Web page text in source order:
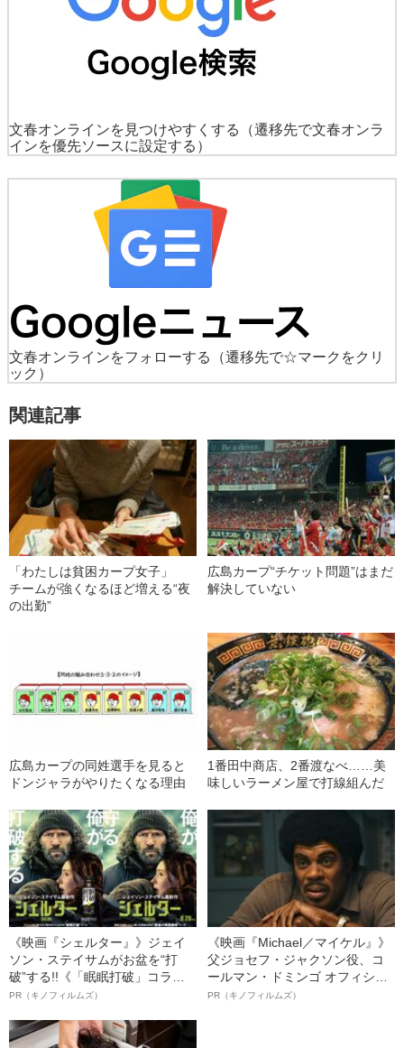
文春オンラインを見つけやすくする
（遷移先で文春オンラ
インを優先ソースに設定する）
文春オンラインをフォローする
（遷移先で☆マークをクリ
ック）
関連記事
「わたしは貧困カープ女子」
チームが強くなるほど増える“夜
の出勤”
広島カープ“チケット問題”はまだ
解決していない
広島カープの同姓選手を見ると
ドンジャラがやりたくなる理由
1番田中商店、2番渡なべ……美
味しいラーメン屋で打線組んだ
《映画『シェルター』》ジェイ
ソン・ステイサムがお盆を“打
破”する!!《「眠眠打破」コラ
ボ》
PR（キノフィルムズ）
《映画『Michael／マイケル』》
父ジョセフ・ジャクソン役、コ
ールマン・ドミンゴ オフィシャ
ルインタビュー“観客を魅了した
PR（キノフィルムズ）